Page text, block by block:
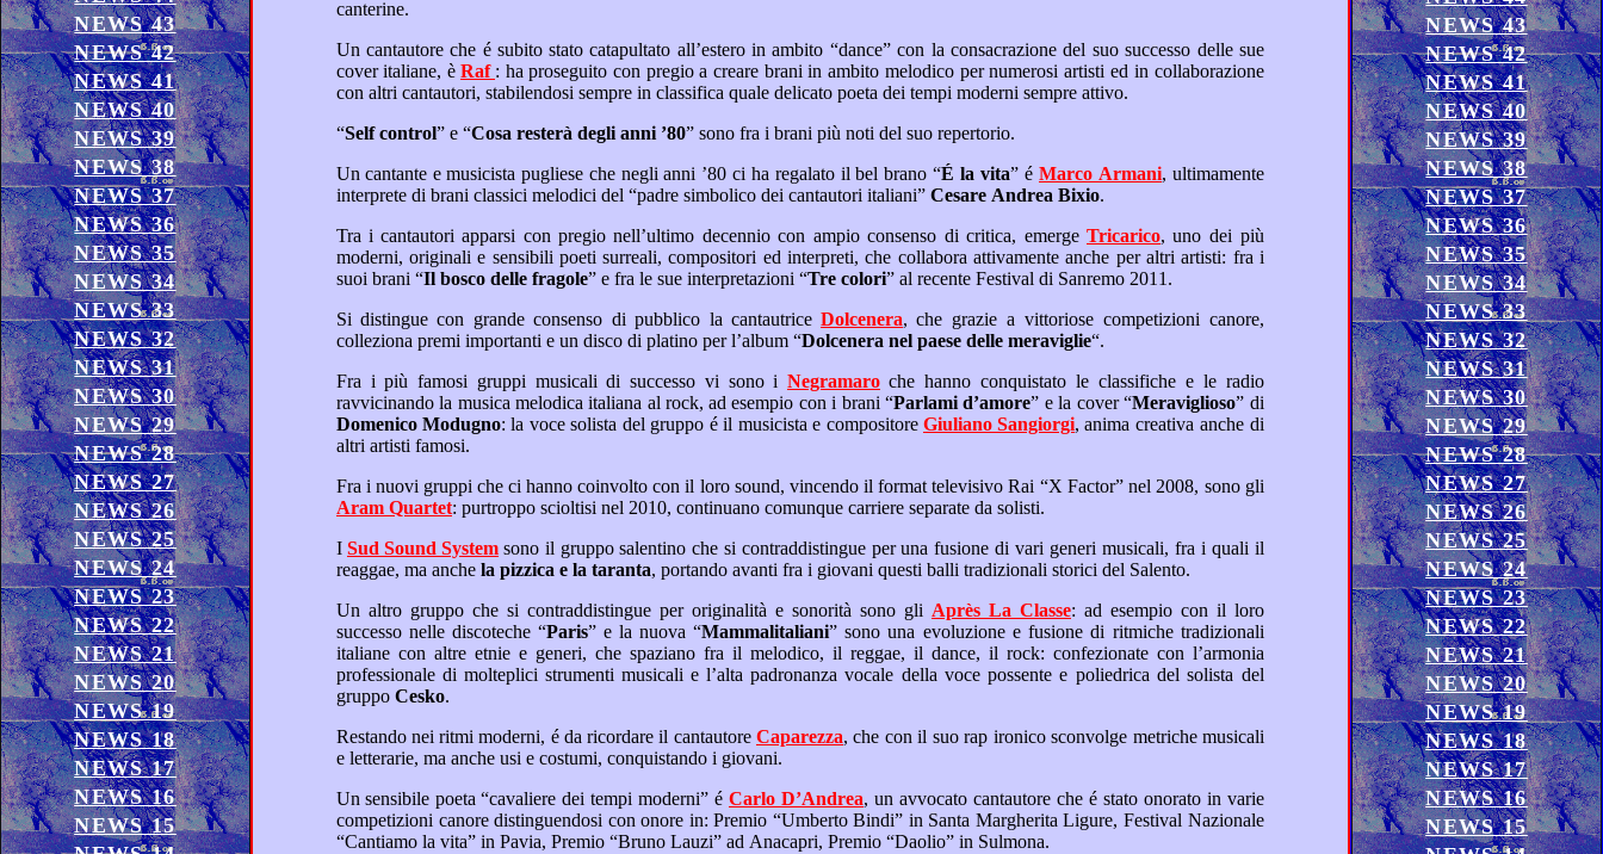
NEWS 43
NEWS 42
NEWS 41
NEWS 40
NEWS 39
NEWS 38
NEWS 37
NEWS 36
NEWS 35
NEWS 34
NEWS 33
NEWS 32
NEWS 31
NEWS 30
NEWS 29
NEWS 28
NEWS 27
NEWS 26
NEWS 25
NEWS 24
NEWS 23
NEWS 22
NEWS 21
NEWS 20
NEWS 19
NEWS 18
NEWS 17
NEWS 16
NEWS 15
NEWS 43
NEWS 42
NEWS 41
NEWS 40
NEWS 39
NEWS 38
NEWS 37
NEWS 36
NEWS 35
NEWS 34
NEWS 33
NEWS 32
NEWS 31
NEWS 30
NEWS 29
NEWS 28
NEWS 27
NEWS 26
NEWS 25
NEWS 24
NEWS 23
NEWS 22
NEWS 21
NEWS 20
NEWS 19
NEWS 18
NEWS 17
NEWS 16
NEWS 15
canterine.
Un cantautore che é subito stato catapultato all’estero in ambito “dance” con la consacrazione del suo successo delle sue
cover italiane, è Raf : ha proseguito con pregio a creare brani in ambito melodico per numerosi artisti ed in collaborazione
con altri cantautori, stabilendosi sempre in classifica quale delicato poeta dei tempi moderni sempre attivo.
“
Self control” e “ Cosa resterà degli anni ’80
” sono fra i brani più noti del suo repertorio.
Un cantante e musicista pugliese che negli anni ’80 ci ha regalato il bel brano “É la vita ” é Marco Armani, ultimamente
interprete di brani classici melodici del “padre simbolico dei cantautori italiani” Cesare Andrea Bixio.
Tra i cantautori apparsi con pregio nell’ultimo decennio con ampio consenso di critica, emerge Tricarico, uno dei più
moderni, originali e sensibili poeti surreali, compositori ed interpreti, che collabora attivamente anche per altri artisti: fra i
suoi brani “
Il bosco delle fragole ” e fra le sue interpretazioni “Tre colori
” al recente Festival di Sanremo 2011.
Si distingue con grande consenso di pubblico la cantautrice Dolcenera, che grazie a vittoriose competizioni canore,
colleziona premi importanti e un disco di platino per l’album “
Dolcenera nel paese delle meraviglie“.
Fra i più famosi gruppi musicali di successo vi sono i Negramaro
ravvicinando la musica melodica italiana al rock, ad esempio con i brani “
Parlami d’amore ” e la cover “Meraviglioso
” di
Domenico Modugno
: la voce solista del gruppo é il musicista e compositore Giuliano Sangiorgi, anima creativa anche di
altri artisti famosi.
Fra i nuovi gruppi che ci hanno coinvolto con il loro sound, vincendo il format televisivo Rai “X Factor” nel 2008, sono gli
Aram Quartet
: purtroppo scioltisi nel 2010, continuano comunque carriere separate da solisti.
I
Sud Sound System
reaggae, ma anche
la pizzica e la taranta
, portando avanti fra i giovani questi balli tradizionali storici del Salento.
Un altro gruppo che si contraddistingue per originalità e sonorità sono gli
Après La Classe: ad esempio con il loro
successo nelle discoteche “Paris ” e la nuova “Mammalitaliani” sono una evoluzione e fusione di ritmiche tradizionali
italiane con altre etnie e generi, che spaziano fra il melodico, il reggae, il dance, il rock: confezionate con l’armonia
professionale di molteplici strumenti musicali e l’alta padronanza vocale della voce possente e poliedrica del solista del
gruppo Cesko.
Restando nei ritmi moderni, é da ricordare il cantautore Caparezza, che con il suo rap ironico sconvolge metriche musicali
e letterarie, ma anche usi e costumi, conquistando i giovani.
Un sensibile poeta “cavaliere dei tempi moderni” é
Carlo D’Andrea, un avvocato cantautore che é stato onorato in varie
competizioni canore distinguendosi con onore in: Premio “Umberto Bindi” in Santa Margherita Ligure, Festival Nazionale
“Cantiamo la vita” in Pavia, Premio “Bruno Lauzi” ad Anacapri, Premio “Daolio” in Sulmona.